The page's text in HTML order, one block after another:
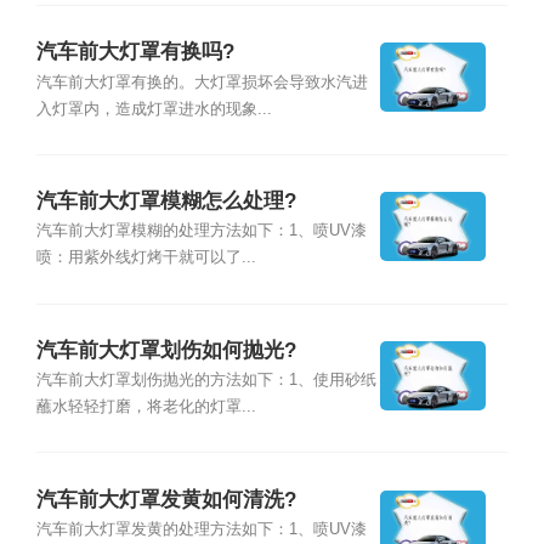
汽车前大灯罩有换吗?
汽车前大灯罩有换的。大灯罩损坏会导致水汽进
入灯罩内，造成灯罩进水的现象...
汽车前大灯罩模糊怎么处理?
汽车前大灯罩模糊的处理方法如下：1、喷UV漆
喷：用紫外线灯烤干就可以了...
汽车前大灯罩划伤如何抛光?
汽车前大灯罩划伤抛光的方法如下：1、使用砂纸
蘸水轻轻打磨，将老化的灯罩...
汽车前大灯罩发黄如何清洗?
汽车前大灯罩发黄的处理方法如下：1、喷UV漆